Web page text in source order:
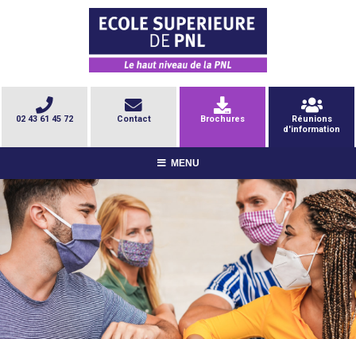
Réunions
d'information
Brochures
Contact
02 43 61 45 72
MENU